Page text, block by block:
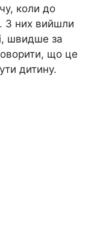
коли до
З них вийшли
швидше за
що це
дитину.